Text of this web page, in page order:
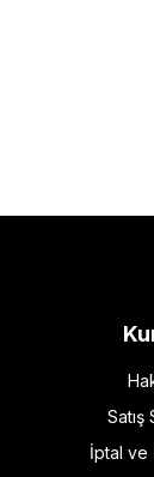
Satış
İptal ve